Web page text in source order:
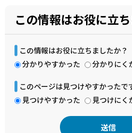
この情報はお役に立
この情報はお役に立ちましたか？
分かりやすかった
分かりにく
このページは見つけやすかったで
見つけやすかった
見つけにく